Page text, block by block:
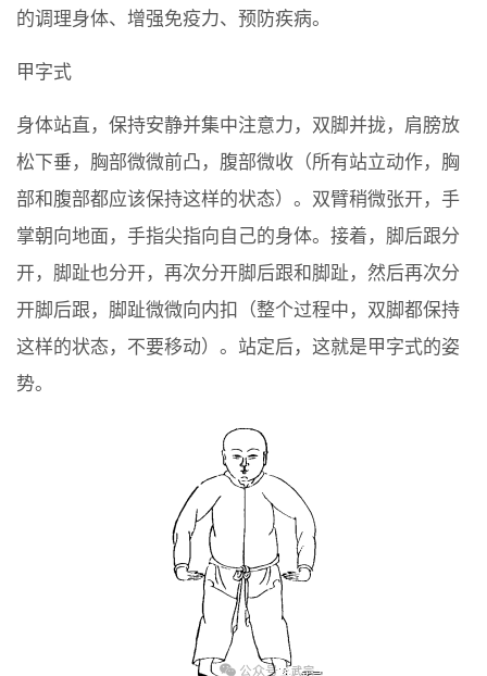
的调理身体、增强免疫力、预防疾病。
甲字式
身体站直，保持安静并集中注意力，双脚并拢，肩膀放
松下垂，胸部微微前凸，腹部微收（所有站立动作，胸
部和腹部都应该保持这样的状态）。双臂稍微张开，手
掌朝向地面，手指尖指向自己的身体。接着，脚后跟分
开，脚趾也分开，再次分开脚后跟和脚趾，然后再次分
开脚后跟，脚趾微微向内扣（整个过程中，双脚都保持
这样的状态，不要移动）。站定后，这就是甲字式的姿
势。